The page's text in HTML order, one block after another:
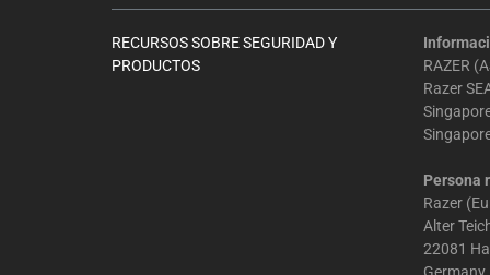
RECURSOS SOBRE SEGURIDAD Y
PRODUCTOS
RAZER
Razer
Persona
Razer
Alter
22081